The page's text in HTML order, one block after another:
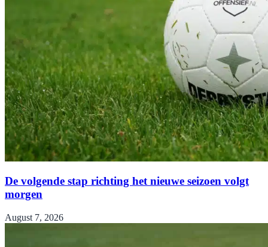
De volgende stap richting het nieuwe seizoen volgt
morgen
August 7, 2026